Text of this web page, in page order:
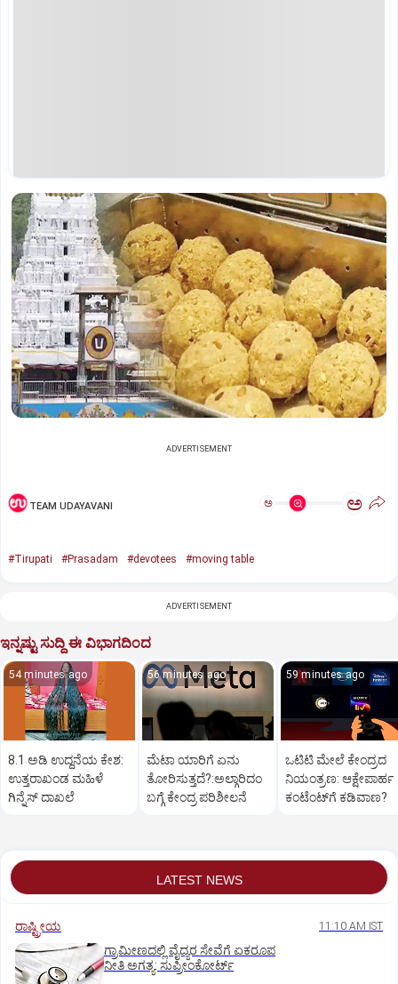
ADVERTISEMENT
TEAM UDAYAVANI ಅ ಅ
#Tirupati #Prasadam #devotees #moving table
ADVERTISEMENT
ಇನ್ನಷ್ಟು ಸುದ್ದಿ ಈ ವಿಭಾಗದಿಂದ
54 minutes ago
8.1 ಅಡಿ ಉದ್ದನೆಯ ಕೇಶ:
ಉತ್ತರಾಖಂಡ ಮಹಿಳೆ
ಗಿನ್ನೆಸ್‌ ದಾಖಲೆ
56 minutes ago
ಮೆಟಾ ಯಾರಿಗೆ ಏನು
ತೋರಿಸುತ್ತದೆ?:ಅಲ್ಗಾರಿದಂ
ಬಗ್ಗೆ ಕೇಂದ್ರ ಪರಿಶೀಲನೆ
59 minutes ago
ಒಟಿಟಿ ಮೇಲೆ ಕೇಂದ್ರದ
ನಿಯಂತ್ರಣ: ಆಕ್ಷೇಪಾರ್ಹ
ಕಂಟೆಂಟ್‌ಗೆ ಕಡಿವಾಣ?
LATEST NEWS
ರಾಷ್ಟ್ರೀಯ 11:10 AM IST
ಗ್ರಾಮೀಣದಲ್ಲಿ ವೈದ್ಯರ ಸೇವೆಗೆ ಏಕರೂಪ
ನೀತಿ ಅಗತ್ಯ: ಸುಪ್ರೀಂಕೋರ್ಟ್‌